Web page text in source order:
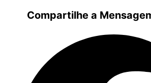
Compartilhe a